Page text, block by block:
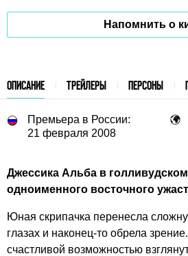
Напомнить о
ОПИСАНИЕ ТРЕЙЛЕРЫ ПЕРСОНЫ
Премьера в России:
21 февраля 2008
Джессика Альба в
одноименного восточного
Юная скрипачка перенесла
глазах и наконец-то обрела
счастливой возможностью